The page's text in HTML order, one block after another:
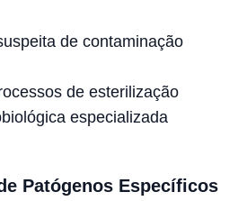
de contaminação
de esterilização
especializada
Patógenos Específicos